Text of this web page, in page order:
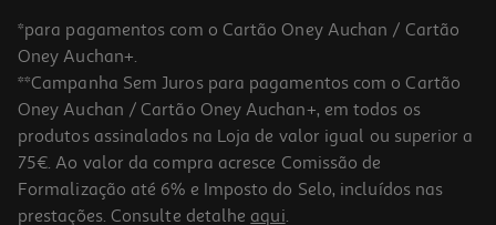
*para pagamentos com o Cartão Oney Auchan / Cartão
Oney Auchan+.
**Campanha Sem Juros para pagamentos com o Cartão
Oney Auchan / Cartão Oney Auchan+, em todos os
produtos assinalados na Loja de valor igual ou superior a
75€. Ao valor da compra acresce Comissão de
Formalização até 6% e Imposto do Selo, incluídos nas
prestações. Consulte detalhe aqui.